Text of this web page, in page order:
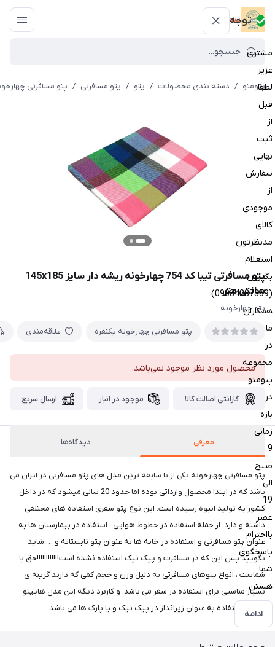
توجه
مشتری
عزیز
لطفا
قبل
از
ثبت
نهایی
سفارش
از
موجودی
کالای
مدنظرتون
استعلام
بگیرین
(09034287359)
همکاران
ما
در
مجموعه
پتومتو
در
بازه
زمانی
9
صبح
الی
19
عصر
بااحترام
پاسخگوی
شما
هستن
ادامه
پتومتو
پتومتو / دسته بندی محصولات / پتو / پتو مسافرتی / پتو مسافرتی
پتو مسافرتی تیبا کد 754 چهارخونه ریشه دار سایز 145x185
سانتی متر
پتو چهارخونه
پتو مسافرتی چهارخونه یکنفره علاقه‌مندی
محصول مورد نظر موجود نمی‌باشد.
گارانتی اصالت کالا موجود در انبار ارسال سریع
معرفی دیدگاه‌ها
پتو مسافرتی چهارخونه یکی از با سابقه ترین مدل های پتو مسافرتی در ایران می
باشد که در ابتدا محصول وارداتی بوده اما حدود 20 سالی میشود که در داخل
کشور به تولید انبوه رسیده است. این نوع پتو سفری استفاده های مختلفی
داشته و دارد، از جمله استفاده در خطوط هوایی ، استفاده در بیمارستان ها به
عنوان پتو مسافرتی و استفاده در خانه ها به عنوان پتو تابستانه و ….شاید
بگویید پس این که در مسافرت و پیک نیک استفاده نشده است!!!!!!!!!!!!حق با
شماست ، انواع پتوهای مسافرتی به دلیل وزن و حجم کمی که دارند گزینه ی
بسیار مناسبی برای استفاده در سفر می باشد. و کاربرد دیگه این مدل هایپتو
سفری، استفاده به عنوان زیرانداز در پیک نیک و یا پارک ها می باشد.